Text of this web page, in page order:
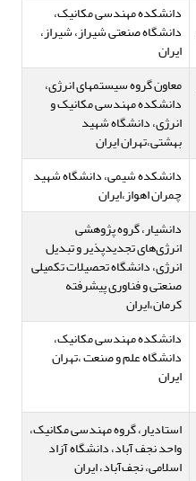
دانشکده مهندسی مکانیک،
دانشگاه صنعتی شیراز، شیراز،
ایران
معاون گروه سیستمهای انرژی،
دانشکده مهندسی مکانیک و
انرژی، دانشگاه شهید
بهشتی،تهران ایران
دانشکده شیمی، دانشگاه شهید
چمران اهواز،ایران
دانشیار، گروه پژوهشی
انرژی‌های تجدیدپذیر و تبدیل
انرژی، دانشگاه تحصیلات تکمیلی
صنعتی و فناوری پیشرفته
کرمان،ایران
دانشکده مهندسی مکانیک،
دانشگاه علم و صنعت ،تهران
ایران
استادیار، گروه مهندسی مکانیک،
واحد نجف آباد، دانشگاه آزاد
اسلامی، نجف‌آباد، ایران